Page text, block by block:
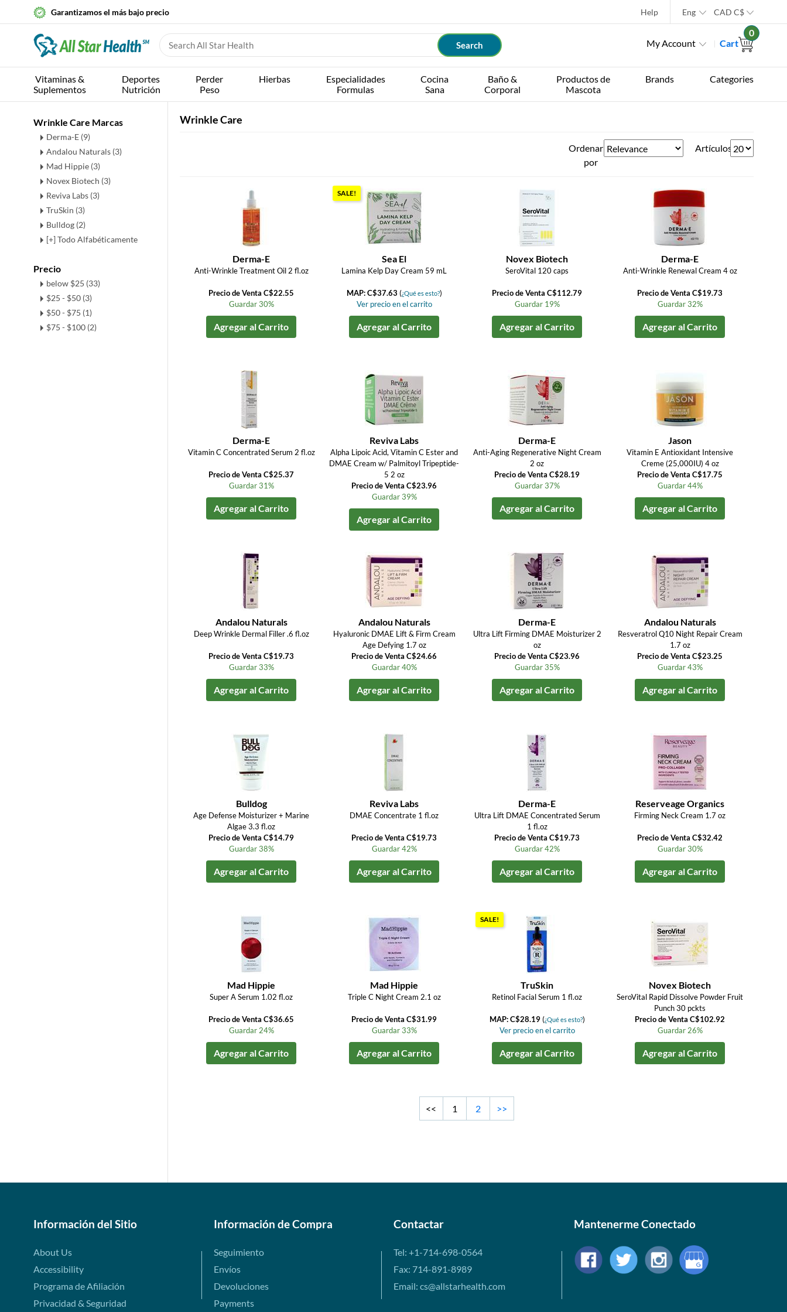
Garantizamos el más bajo precio Help Eng CAD C$
My Account Cart
0
Vitaminas &
Suplementos
Deportes
Nutrición
Perder
Peso
Hierbas
Especialidades
Formulas
Cocina
Sana
Baño &
Corporal
Productos de
Mascota
Brands Categories
Wrinkle Care Marcas
Derma-E (9)
Andalou Naturals (3)
Mad Hippie (3)
Novex Biotech (3)
Reviva Labs (3)
TruSkin (3)
Bulldog (2)
[+] Todo Alfabéticamente
Precio
below $25 (33)
$25 - $50 (3)
$50 - $75 (1)
$75 - $100 (2)
Wrinkle Care
Ordenar
por
Artículos
Derma-E
Anti-Wrinkle Treatment Oil 2 fl.oz
Precio de Venta C$22.55
Guardar 30%
Agregar al Carrito
SALE!
Sea El
Lamina Kelp Day Cream 59 mL
MAP: C$37.63 (¿Qué es esto?)
Ver precio en el carrito
Agregar al Carrito
Novex Biotech
SeroVital 120 caps
Precio de Venta C$112.79
Guardar 19%
Agregar al Carrito
Derma-E
Anti-Wrinkle Renewal Cream 4 oz
Precio de Venta C$19.73
Guardar 32%
Agregar al Carrito
Derma-E
Vitamin C Concentrated Serum 2 fl.oz
Precio de Venta C$25.37
Guardar 31%
Agregar al Carrito
Reviva Labs
Alpha Lipoic Acid, Vitamin C Ester and
DMAE Cream w/ Palmitoyl Tripeptide-
5 2 oz
Precio de Venta C$23.96
Guardar 39%
Agregar al Carrito
Derma-E
Anti-Aging Regenerative Night Cream
2 oz
Precio de Venta C$28.19
Guardar 37%
Agregar al Carrito
Jason
Vitamin E Antioxidant Intensive
Creme (25,000IU) 4 oz
Precio de Venta C$17.75
Guardar 44%
Agregar al Carrito
Andalou Naturals
Deep Wrinkle Dermal Filler .6 fl.oz
Precio de Venta C$19.73
Guardar 33%
Agregar al Carrito
Andalou Naturals
Hyaluronic DMAE Lift & Firm Cream
Age Defying 1.7 oz
Precio de Venta C$24.66
Guardar 40%
Agregar al Carrito
Derma-E
Ultra Lift Firming DMAE Moisturizer 2
oz
Precio de Venta C$23.96
Guardar 35%
Agregar al Carrito
Andalou Naturals
Resveratrol Q10 Night Repair Cream
1.7 oz
Precio de Venta C$23.25
Guardar 43%
Agregar al Carrito
Bulldog
Age Defense Moisturizer + Marine
Algae 3.3 fl.oz
Precio de Venta C$14.79
Guardar 38%
Agregar al Carrito
Reviva Labs
DMAE Concentrate 1 fl.oz
Precio de Venta C$19.73
Guardar 42%
Agregar al Carrito
Derma-E
Ultra Lift DMAE Concentrated Serum
1 fl.oz
Precio de Venta C$19.73
Guardar 42%
Agregar al Carrito
Reserveage Organics
Firming Neck Cream 1.7 oz
Precio de Venta C$32.42
Guardar 30%
Agregar al Carrito
Mad Hippie
Super A Serum 1.02 fl.oz
Precio de Venta C$36.65
Guardar 24%
Agregar al Carrito
Mad Hippie
Triple C Night Cream 2.1 oz
Precio de Venta C$31.99
Guardar 33%
Agregar al Carrito
SALE!
TruSkin
Retinol Facial Serum 1 fl.oz
MAP: C$28.19(¿Qué es esto?)
Ver precio en el carrito
Agregar al Carrito
Novex Biotech
SeroVital Rapid Dissolve Powder Fruit
Punch 30 pckts
Precio de Venta C$102.92
Guardar 26%
Agregar al Carrito
<< 1 2 >>
Información del Sitio
About Us
Accessibility
Programa de Afiliación
Privacidad & Seguridad
Información de Compra
Seguimiento
Envíos
Devoluciones
Payments
Contactar
Tel: +1-714-698-0564
Fax: 714-891-8989
Email: cs@allstarhealth.com
Mantenerme Conectado